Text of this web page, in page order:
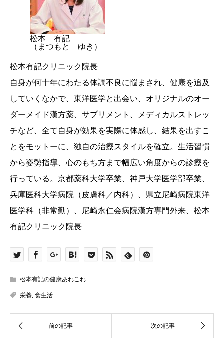
松本 有記
（まつもと ゆき）
松本有記クリニック院長
自身が何十年にわたる体調不良に悩まされ、健康を追及
していくなかで、東洋医学と出会い、オリジナルのオー
ダーメイド漢方薬、サプリメント、メディカルストレッ
チなど、全て自身が効果を実際に体感し、結果を出すこ
とをモットーに、独自の治療スタイルを確立。生活習慣
から姿勢指導、心のもち方まで幅広い角度からの診療を
行っている。京都薬科大学卒業、神戸大学医学部卒業、
兵庫医科大学病院（皮膚科／内科）、県立尼崎病院東洋
医学科（非常勤）、尼崎永仁会病院漢方専門外来、松本
有記クリニック院長
松本有記の健康あれこれ
栄養,食生活